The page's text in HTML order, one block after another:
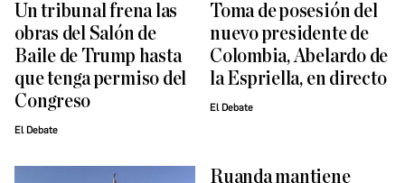
Un tribunal frena las
obras del Salón de
Baile de Trump hasta
que tenga permiso del
Congreso
El Debate
Toma de posesión del
nuevo presidente de
Colombia, Abelardo de
la Espriella, en directo
El Debate
Ruanda mantiene